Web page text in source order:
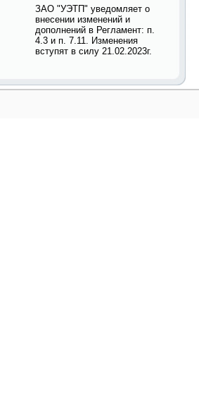
ЗАО "УЭТП" уведомляет о
внесении изменений и
дополнений в Регламент: п.
4.3 и п. 7.11. Изменения
вступят в силу 21.02.2023г.